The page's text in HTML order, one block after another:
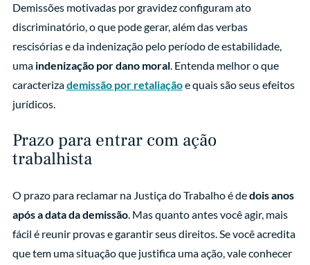
Demissões motivadas por gravidez configuram ato
discriminatório, o que pode gerar, além das verbas
rescisórias e da indenização pelo período de estabilidade,
uma indenização por dano moral. Entenda melhor o que
caracterizademissão por retaliaçãoe quais são seus efeitos
jurídicos.
Prazo para entrar com ação
trabalhista
O prazo para reclamar na Justiça do Trabalho é dedois anos
após a data da demissão. Mas quanto antes você agir, mais
fácil é reunir provas e garantir seus direitos. Se você acredita
que tem uma situação que justifica uma ação, vale conhecer